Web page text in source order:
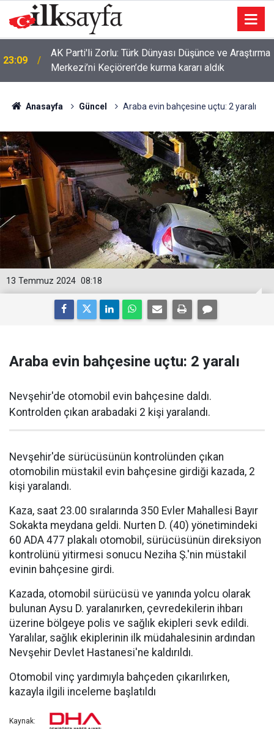
23:09
AK Parti'li Zorlu: Türk Dünyası Düşünce ve Araştırma
Merkezi’ni Keçiören’de kurma kararı aldık
Anasayfa Güncel Araba evin bahçesine uçtu: 2 yaralı
08:18
13 Temmuz 2024
Araba evin bahçesine uçtu: 2 yaralı
Nevşehir'de otomobil evin bahçesine daldı.
Kontrolden çıkan arabadaki 2 kişi yaralandı.
Nevşehir'de sürücüsünün kontrolünden çıkan
otomobilin müstakil evin bahçesine girdiği kazada, 2
kişi yaralandı.
Kaza, saat 23.00 sıralarında 350 Evler Mahallesi Bayır
Sokakta meydana geldi. Nurten D. (40) yönetimindeki
60 ADA 477 plakalı otomobil, sürücüsünün direksiyon
kontrolünü yitirmesi sonucu Neziha Ş.'nin müstakil
evinin bahçesine girdi.
Kazada, otomobil sürücüsü ve yanında yolcu olarak
bulunan Aysu D. yaralanırken, çevredekilerin ihbarı
üzerine bölgeye polis ve sağlık ekipleri sevk edildi.
Yaralılar, sağlık ekiplerinin ilk müdahalesinin ardından
Nevşehir Devlet Hastanesi'ne kaldırıldı.
Otomobil vinç yardımıyla bahçeden çıkarılırken,
kazayla ilgili inceleme başlatıldı
Kaynak: